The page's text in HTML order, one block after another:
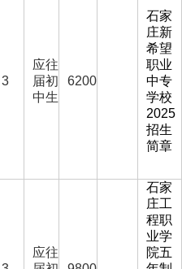
3
应往
届初
中生
6200
石家
庄新
希望
职业
中专
学校
2025
招生
简章
应往
石家
庄工
程职
业学
院五